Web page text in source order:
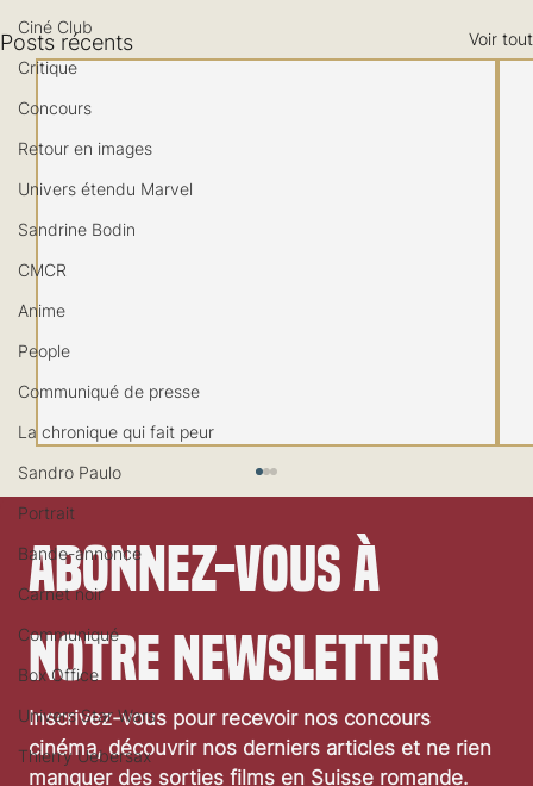
Ciné Club
Critique
Concours
Retour en images
Univers étendu Marvel
Sandrine Bodin
CMCR
Anime
People
Communiqué de presse
La chronique qui fait peur
Sandro Paulo
Portrait
Bande-annonce
Carnet noir
Communiqué
Box Office
Univers Star Wars
Thierry Uebersax
Posts récents Voir tout
Une nouvelle version de L'Affaire Thomas Crown
en 2027 teaser
Abonnez-vous à
notre newsletter
Inscrivez-vous pour recevoir nos concours
cinéma, découvrir nos derniers articles et ne rien
manquer des sorties films en Suisse romande.